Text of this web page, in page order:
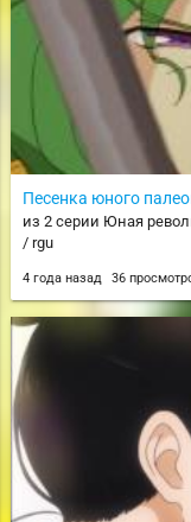
Песенка юного
из 2 серии Юная
/ rgu
4 года назад 36